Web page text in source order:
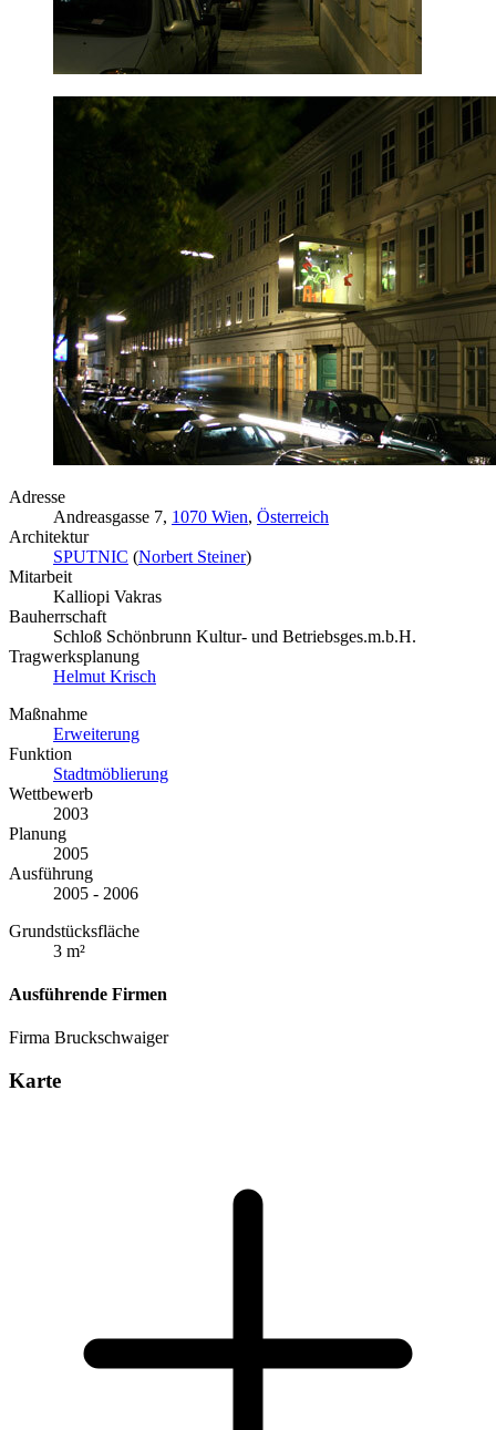
Adresse
Andreasgasse 7, 1070 Wien, Österreich
Architektur
SPUTNIC (Norbert Steiner)
Mitarbeit
Kalliopi Vakras
Bauherrschaft
Schloß Schönbrunn Kultur- und Betriebsges.m.b.H.
Tragwerksplanung
Helmut Krisch
Maßnahme
Erweiterung
Funktion
Stadtmöblierung
Wettbewerb
2003
Planung
2005
Ausführung
2005 - 2006
Grundstücksfläche
3 m²
Ausführende Firmen
Firma Bruckschwaiger
Karte